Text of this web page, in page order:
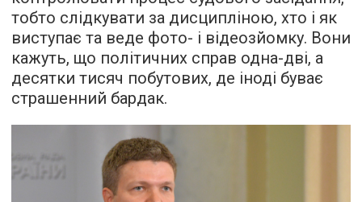
тобто слідкувати за дисципліною, хто і як
виступає та веде фото- і відеозйомку. Вони
кажуть, що політичних справ одна-дві, а
десятки тисяч побутових, де іноді буває
страшенний бардак.